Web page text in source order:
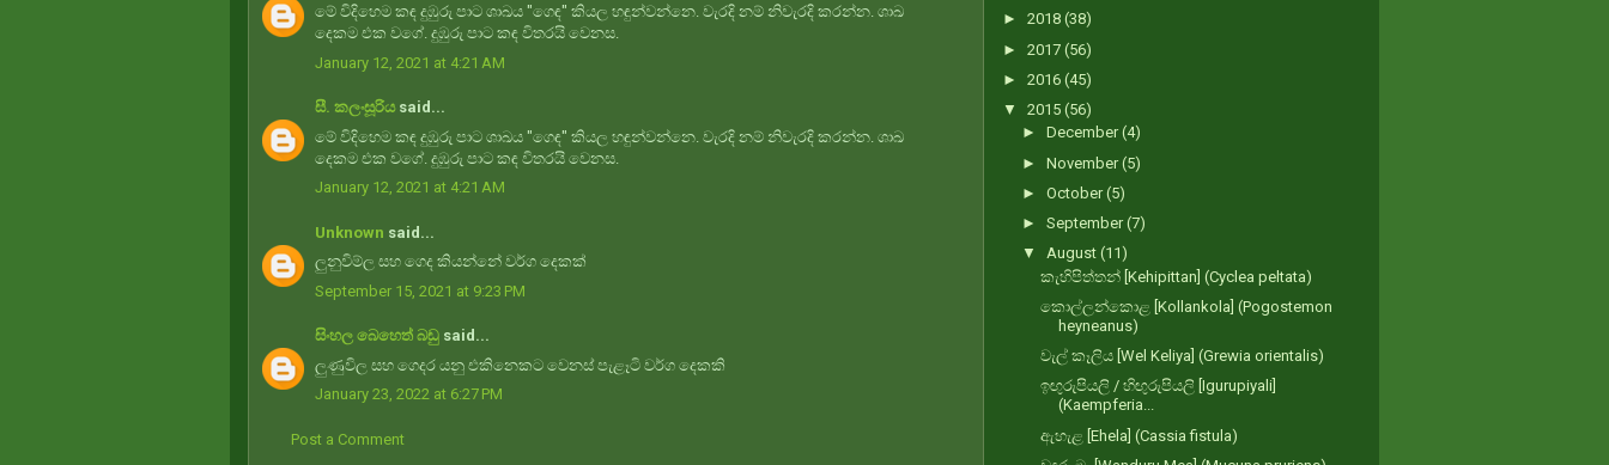
මේ විදිහෙම කඳ දුඹුරු පාට ශාඛය "ගෙඳ" කියල හඳුන්වන්නෙ. වැරදි නම් නිවැරදි කරන්න. ශාඛ
දෙකම එක වගේ. දුඹුරු පාට කඳ විතරයි වෙනස.
January 12, 2021 at 4:21 AM
සී. කලංසූරියsaid...
මේ විදිහෙම කඳ දුඹුරු පාට ශාඛය "ගෙඳ" කියල හඳුන්වන්නෙ. වැරදි නම් නිවැරදි කරන්න. ශාඛ
දෙකම එක වගේ. දුඹුරු පාට කඳ විතරයි වෙනස.
January 12, 2021 at 4:21 AM
Unknown said...
ලුනුවිම්ල සහ ගෙද කියන්නේ වර්ග දෙකක්
September 15, 2021 at 9:23 PM
සිංහල බෙහෙත් බඩු said...
ලුණුවිල සහ ගෙදර යනු එකිනෙකට වෙනස් පැළෑටි වර්ග දෙකකි
January 23, 2022 at 6:27 PM
Post a Comment
► 2018 (38)
► 2017 (56)
► 2016 (45)
▼ 2015 (56)
► December(4)
► November(5)
► October(5)
► September(7)
▼ August (11)
කැහිපිත්තන් [Kehipittan] (Cyclea peltata)
කොල්ලන්කොළ [Kollankola] (Pogostemon
heyneanus)
වැල් කෑලිය [Wel Keliya] (Grewia orientalis)
ඉඟුරුපියලි / හිඟුරුපියලි [Igurupiyali]
(Kaempferia...
ඇහැළ [Ehela] (Cassia fistula)